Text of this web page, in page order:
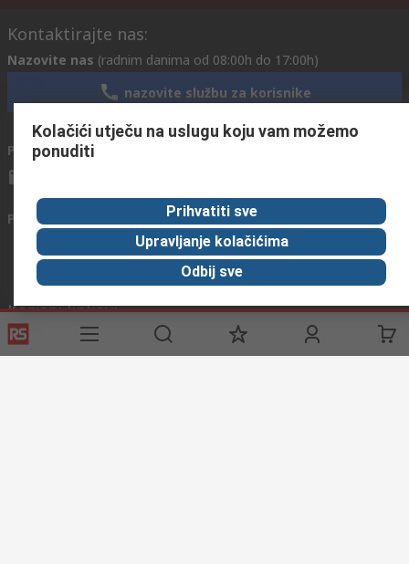
Kontaktirajte nas:
Nazovite nas (radnim danima od 08:00h do 17:00h)
nazovite službu za korisnike
Pošaljite nam email
Povežite se s nama
Korisni linkovi
Usluge
O RS-u
Industrijska
Kolačići utječu na uslugu koju vam možemo
ponuditi
Prihvatiti sve
Upravljanje kolačićima
Odbij sve